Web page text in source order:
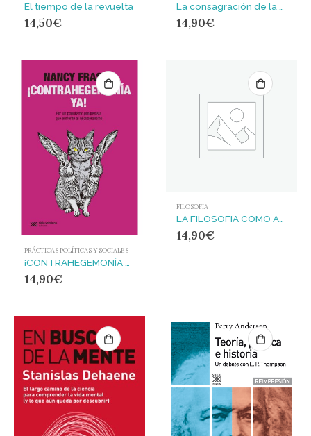
El tiempo de la revuelta
14,50€
La consagración de la mentira : Entre la realidad y el silencio
14,90€
PRÁCTICAS POLÍTICAS Y SOCIALES
14,90€
FILOSOFÍA
14,90€